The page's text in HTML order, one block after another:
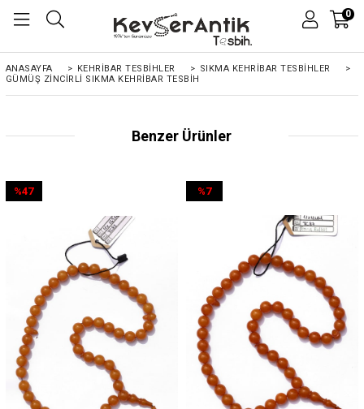
0
ANASAYFA > KEHRIBAR TESBIHLER > SIKMA KEHRİBAR TESBİHLER
>
GÜMÜŞ ZINCIRLI SIKMA KEHRIBAR TESBIH
Benzer Ürünler
%47
%7